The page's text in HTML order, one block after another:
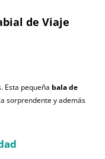
de Viaje
Esta pequeña bala de
sorprendente y además